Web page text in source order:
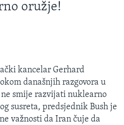
oružje!
kancelar Gerhard
današnjih razgovora u
smije razvijati nuklearno
susreta, predsjednik Bush je
važnosti da Iran čuje da